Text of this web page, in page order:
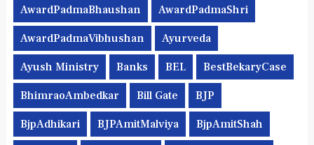
AwardPadmaBhaushan AwardPadmaShri
AwardPadmaVibhushan Ayurveda
Ayush Ministry Banks BEL BestBekaryCase
BhimraoAmbedkar Bill Gate BJP
BjpAdhikari BJPAmitMalviya BjpAmitShah